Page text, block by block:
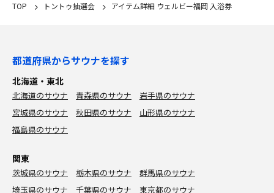
TOP トントゥ抽選会 アイテム詳細 ウェルビー福岡 入浴券
都道府県からサウナを探す
北海道・東北
北海道のサウナ 青森県のサウナ
岩手県のサウナ
宮城県のサウナ
秋田県のサウナ
山形県のサウナ
福島県のサウナ
関東
茨城県のサウナ 栃木県のサウナ
群馬県のサウナ
埼玉県のサウナ
千葉県のサウナ 東京都のサウナ